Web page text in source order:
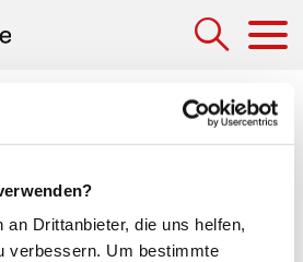
an Drittanbieter, die uns helfen,
verbessern. Um bestimmte
schwarz verfärbter,
glänzender Stuhl. Das Blut